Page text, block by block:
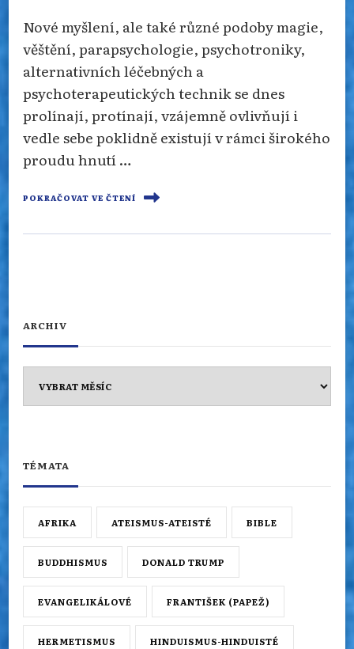
Nové myšlení, ale také různé podoby magie,
věštění, parapsychologie, psychotroniky,
alternativních léčebných a
psychoterapeutických technik se dnes
prolínají, protínají, vzájemně ovlivňují i
vedle sebe poklidně existují v rámci širokého
proudu hnutí …
POKRAČOVAT VE ČTENÍ
ARCHIV
TÉMATA
AFRIKA ATEISMUS-ATEISTÉ BIBLE
BUDDHISMUS DONALD TRUMP
EVANGELIKÁLOVÉ FRANTIŠEK (PAPEŽ)
HERMETISMUS HINDUISMUS-HINDUISTÉ